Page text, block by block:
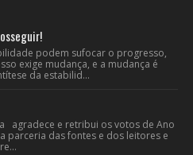
podem sufocar o progresso,
exige mudança, e a mudança é
da estabilid...
agradece e retribui os votos de Ano
parceria das fontes e dos leitores e